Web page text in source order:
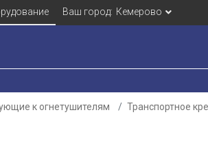
Ваш город: Кемерово
к огнетушителям Транспортное